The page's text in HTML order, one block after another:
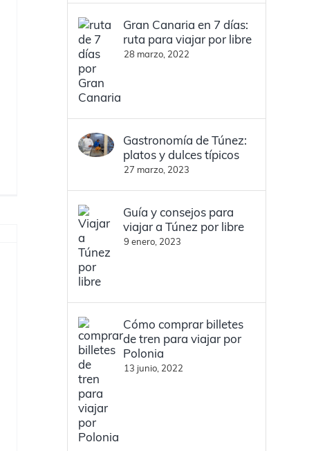
Gran Canaria en 7 días:
ruta para viajar por libre
28 marzo, 2022
Gastronomía de Túnez:
platos y dulces típicos
27 marzo, 2023
Guía y consejos para
viajar a Túnez por libre
9 enero, 2023
Cómo comprar billetes
de tren para viajar por
Polonia
13 junio, 2022